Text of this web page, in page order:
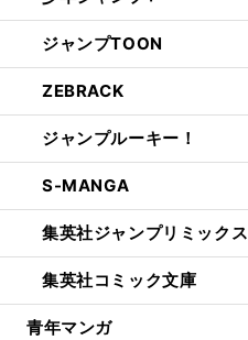
ジャンプTOON
ZEBRACK
ジャンプルーキー！
S-MANGA
集英社ジャンプリミックス
集英社コミック文庫
青年マンガ